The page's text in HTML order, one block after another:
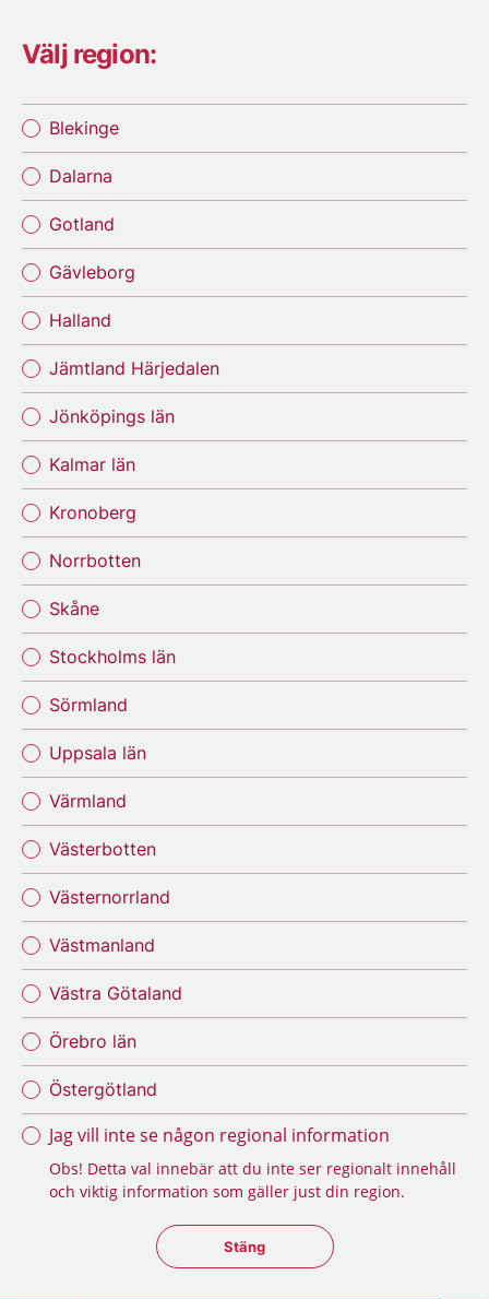
Välj region:
Blekinge
Dalarna
Gotland
Gävleborg
Halland
Jämtland Härjedalen
Jönköpings län
Kalmar län
Kronoberg
Norrbotten
Skåne
Stockholms län
Sörmland
Uppsala län
Värmland
Västerbotten
Västernorrland
Västmanland
Västra Götaland
Örebro län
Östergötland
Jag vill inte se någon regional information
Obs! Detta val innebär att du inte ser regionalt innehåll
och viktig information som gäller just din region.
Stäng regionsväljaren
Stäng